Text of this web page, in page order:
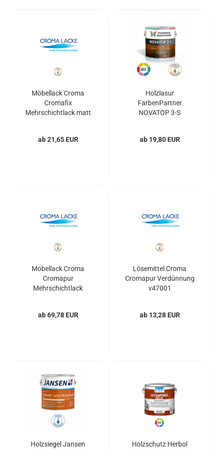
Möbellack Croma
Cromafix
Mehrschichtlack matt
ab 21,65 EUR
Holzlasur
FarbenPartner
NOVATOP 3-S
ab 19,80 EUR
Möbellack Croma
Cromapur
Mehrschichtlack
ab 69,78 EUR
Lösemittel Croma
Cromapur Verdünnung
v47001
ab 13,28 EUR
Holzsiegel Jansen
Holzschutz Herbol